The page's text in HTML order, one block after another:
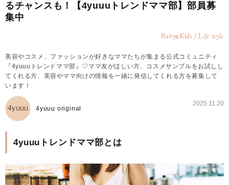
るチャンスも！【4yuuuトレンドママ部】部員募
集中
Baby&Kids / Life style
美容やコスメ、ファッションが好きなママたちが集まる公式コミュニティ
『4yuuuトレンドママ部』♡ママ友がほしい方、コスメサンプルをお試しし
てくれる方、美容やママ向けの情報を一緒に発信してくれる方を募集して
います！
4yuuu original
2025.11.20
4yuuuトレンドママ部とは